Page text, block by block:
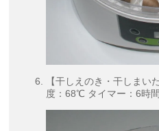
【干しえのき・干しまい
度：68℃ タイマー：6時